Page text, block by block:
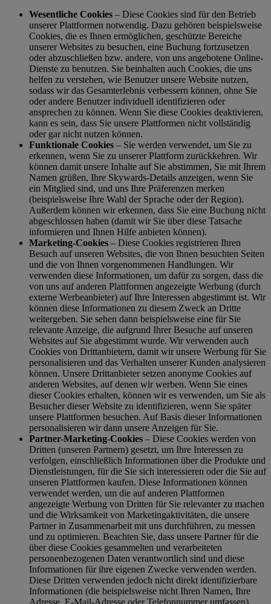
Wesentliche Cookies – Diese Cookies sind für den Betrieb
unserer Plattformen notwendig. Dazu gehören beispielsweise
Cookies, die es Ihnen ermöglichen, geschützte Bereiche
unserer Websites zu besuchen, eine Buchung fortzusetzen
oder abzuschließen bzw. andere, von uns angebotene Online-
Dienste zu benutzen. Sie beinhalten auch Cookies, die uns
helfen zu verstehen, wie Benutzer unsere Website nutzen,
sodass wir das Gesamterlebnis verbessern können, ohne Sie
oder andere Benutzer individuell identifizieren oder
ansprechen zu können. Wenn Sie diese Cookies deaktivieren,
kann es sein, dass Sie unsere Plattformen nicht vollständig
oder gar nicht nutzen können.
Funktionale Cookies – Sie werden verwendet, um Sie zu
erkennen, wenn Sie zu unserer Plattform zurückkehren. Wir
können damit unsere Inhalte auf Sie abstimmen, Sie mit Ihrem
Namen grüßen, Ihre Skywards-Details anzeigen, wenn Sie
ein Mitglied sind, und uns Ihre Präferenzen merken
(beispielsweise Ihre Wahl der Sprache oder der Region).
Außerdem können wir erkennen, dass Sie eine Buchung nicht
abgeschlossen haben (damit wir Sie über diese Tatsache
informieren und Ihnen Hilfe anbieten können).
Marketing-Cookies – Diese Cookies registrieren Ihren
Besuch auf unseren Websites, die von Ihnen besuchten Seiten
und die von Ihnen vorgenommenen Handlungen. Wir
verwenden diese Informationen, um dafür zu sorgen, dass die
von uns auf anderen Plattformen angezeigte Werbung (durch
externe Werbeanbieter) auf Ihre Interessen abgestimmt ist. Wir
können diese Informationen zu diesem Zweck an Dritte
weitergeben. Sie sehen dann beispielsweise eine für Sie
relevante Anzeige, die aufgrund Ihrer Besuche auf unseren
Websites auf Sie abgestimmt wurde. Wir verwenden auch
Cookies von Drittanbietern, damit wir unsere Werbung für Sie
personalisieren und das Verhalten unserer Kunden analysieren
können. Unsere Drittanbieter setzen anonyme Cookies auf
anderen Websites, auf denen wir werben. Wenn Sie eines
dieser Cookies erhalten, können wir es verwenden, um Sie als
Besucher dieser Website zu identifizieren, wenn Sie später
unsere Plattformen besuchen. Auf Basis dieser Informationen
personalisieren wir dann unsere Anzeigen für Sie.
Partner-Marketing-Cookies – Diese Cookies werden von
Dritten (unseren Partnern) gesetzt, um Ihre Interessen zu
verfolgen, einschließlich Informationen über die Produkte und
Dienstleistungen, für die Sie sich interessieren oder die Sie auf
unseren Plattformen kaufen. Diese Informationen können
verwendet werden, um die auf anderen Plattformen
angezeigte Werbung von Dritten für Sie relevanter zu machen
und die Wirksamkeit von Marketingaktivitäten, die unsere
Partner in Zusammenarbeit mit uns durchführen, zu messen
und zu optimieren. Beachten Sie, dass unsere Partner für die
über diese Cookies gesammelten und verarbeiteten
personenbezogenen Daten verantwortlich sind und diese
Informationen für ihre eigenen Zwecke verwenden werden.
Diese Dritten verwenden jedoch nicht direkt identifizierbare
Informationen (die beispielsweise nicht Ihren Namen, Ihre